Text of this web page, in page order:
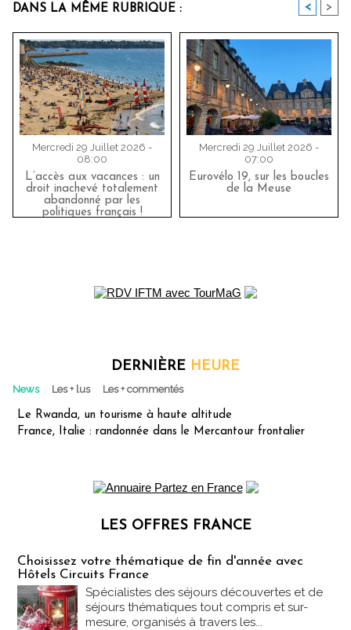
DANS LA MÊME RUBRIQUE : < >
Mercredi 29 Juillet 2026 -
08:00
L’accès aux vacances : un
droit inachevé totalement
abandonné par les
politiques français !
Mercredi 29 Juillet 2026 -
07:00
Eurovélo 19, sur les boucles
de la Meuse
DERNIÈRE HEURE
News Les + lus Les + commentés
Le Rwanda, un tourisme à haute altitude
France, Italie : randonnée dans le Mercantour frontalier
LES OFFRES FRANCE
Choisissez votre thématique de fin d'année avec
Hôtels Circuits France
Spécialistes des séjours découvertes et de
séjours thématiques tout compris et sur-
mesure, organisés à travers les...